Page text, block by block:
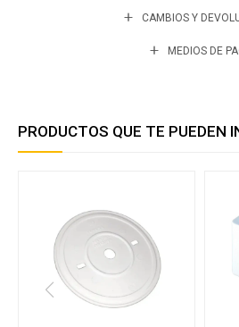
CAMBIOS Y
MEDIOS DE
PRODUCTOS QUE TE PUEDEN